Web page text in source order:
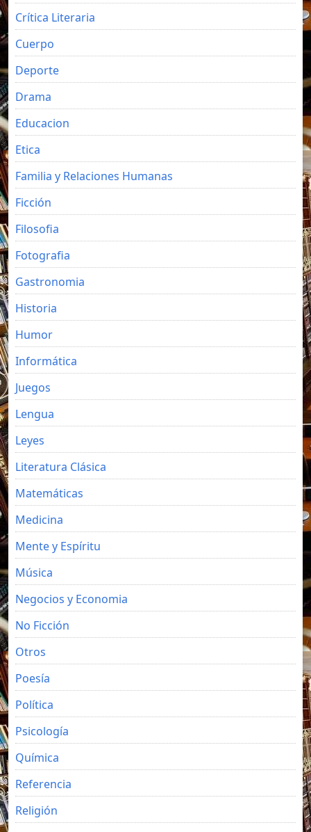
Crítica Literaria
Cuerpo
Deporte
Drama
Educacion
Etica
Familia y Relaciones Humanas
Ficción
Filosofia
Fotografia
Gastronomia
Historia
Humor
Informática
Juegos
Lengua
Leyes
Literatura Clásica
Matemáticas
Medicina
Mente y Espíritu
Música
Negocios y Economia
No Ficción
Otros
Poesía
Política
Psicología
Química
Referencia
Religión